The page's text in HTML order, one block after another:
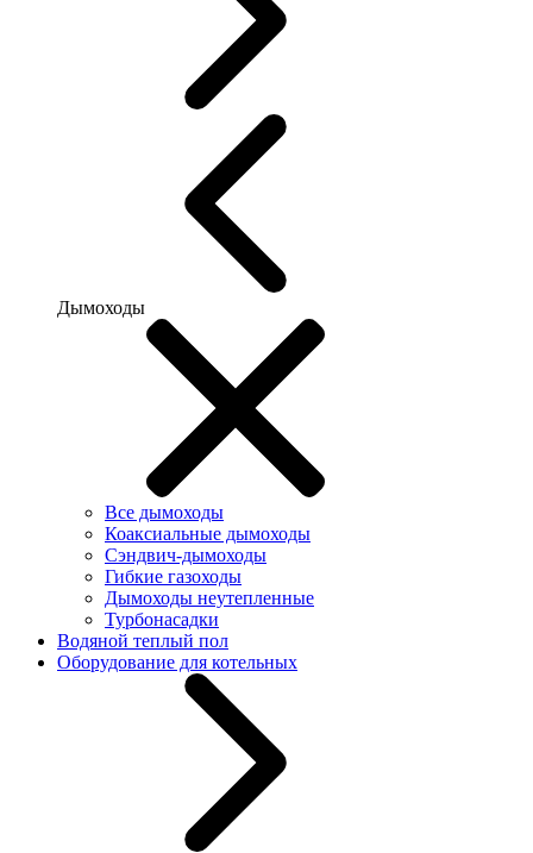
Дымоходы
Все дымоходы
Коаксиальные дымоходы
Сэндвич-дымоходы
Гибкие газоходы
Дымоходы неутепленные
Турбонасадки
Водяной теплый пол
Оборудование для котельных